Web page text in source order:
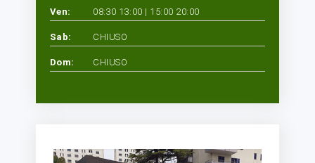
Ven: 08:30 13:00 | 15:00 20:00
Sab: CHIUSO
Dom: CHIUSO